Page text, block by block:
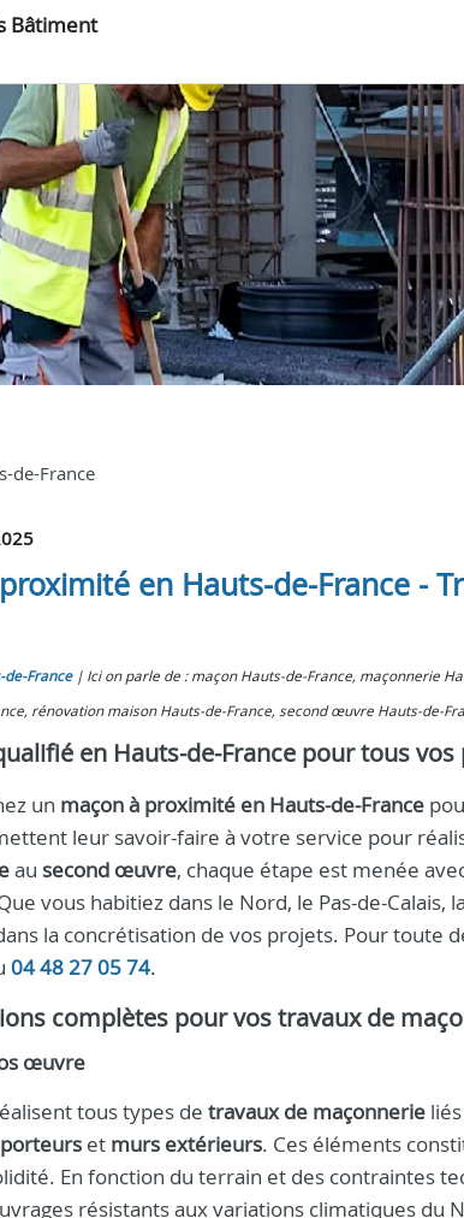
Bâtiment
de-France
en Hauts-de-France -
de-France
Ici on parle de : maçon Hauts-de-France, maçonnerie
rénovation maison Hauts-de-France, second œuvre Hauts-de-
en Hauts-de-France pour tous
un maçon à proximité en Hauts-de-France
leur savoir-faire à votre service pour
au second œuvre, chaque étape est menée
vous habitiez dans le Nord, le Pas-de-Calais,
la concrétisation de vos projets. Pour toute
04 48 27 05 74.
complètes pour vos travaux de
œuvre
tous types de travaux de maçonnerie
et murs extérieurs. Ces éléments
En fonction du terrain et des contraintes
résistants aux variations climatiques du